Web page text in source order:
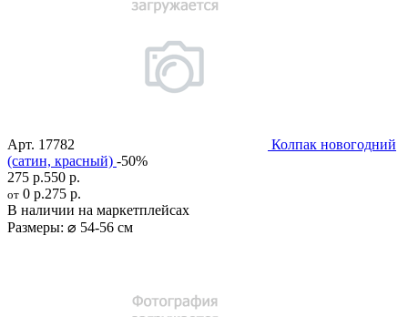
Арт. 17782
Колпак новогодний
(сатин, красный) -50%
275 р.550 р.
от 0 р.275 р.
В наличии на маркетплейсах
Размеры: ⌀ 54-56 см